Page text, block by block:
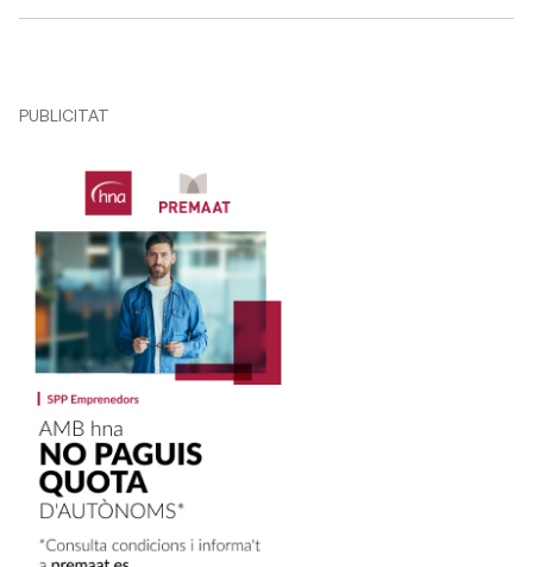
PUBLICITAT